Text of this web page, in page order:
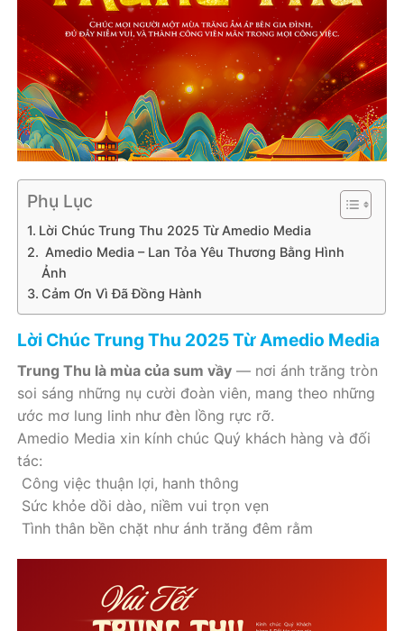
Phụ Lục
Lời Chúc Trung Thu 2025 Từ Amedio Media
Amedio Media – Lan Tỏa Yêu Thương Bằng Hình
Ảnh
Cảm Ơn Vì Đã Đồng Hành
Lời Chúc Trung Thu 2025 Từ Amedio Media
Trung Thu là mùa của sum vầy — nơi ánh trăng tròn
soi sáng những nụ cười đoàn viên, mang theo những
ước mơ lung linh như đèn lồng rực rỡ.
Amedio Media xin kính chúc Quý khách hàng và đối
tác:
Công việc thuận lợi, hanh thông
Sức khỏe dồi dào, niềm vui trọn vẹn
Tình thân bền chặt như ánh trăng đêm rằm